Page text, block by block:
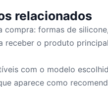
relacionados
compra: formas de
receber o produto
com o modelo
aparece como